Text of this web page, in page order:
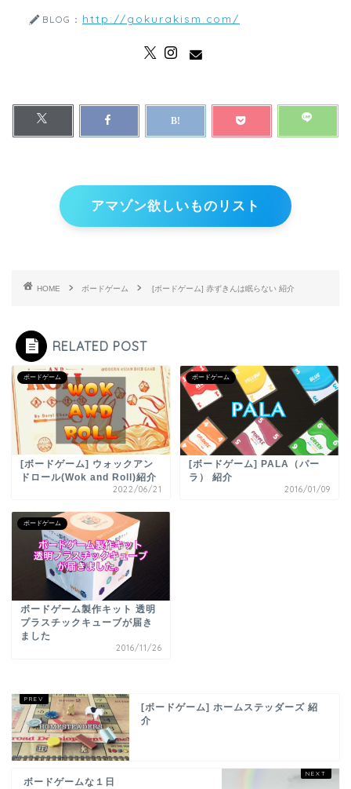
BLOG： http://gokurakism.com/
アマゾン欲しいものリスト
HOME ボードゲーム [ボードゲーム] 赤ずきんは眠らない 紹介
RELATED POST
ボードゲーム
[ボードゲーム] ウォックアン
ドロール(Wok and Roll)紹介
2022/06/21
ボードゲーム
[ボードゲーム] PALA（パー
ラ） 紹介
2016/01/09
ボードゲーム
ボードゲーム製作キット 透明
プラスチックキューブが届き
ました
2016/11/26
[ボードゲーム] ホームステッダーズ 紹
介
ボードゲームな１日